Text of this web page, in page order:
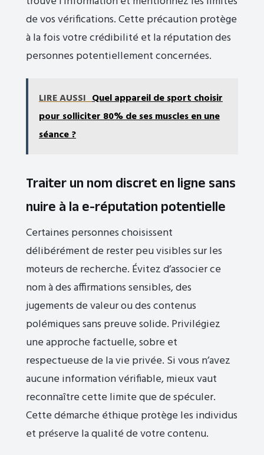
de vos vérifications. Cette précaution protège
à la fois votre crédibilité et la réputation des
personnes potentiellement concernées.
LIRE AUSSI Quel appareil de sport choisir
pour solliciter 80% de ses muscles en une
séance ?
Traiter un nom discret en ligne sans
nuire à la e-réputation potentielle
Certaines personnes choisissent
délibérément de rester peu visibles sur les
moteurs de recherche. Évitez d’associer ce
nom à des affirmations sensibles, des
jugements de valeur ou des contenus
polémiques sans preuve solide. Privilégiez
une approche factuelle, sobre et
respectueuse de la vie privée. Si vous n’avez
aucune information vérifiable, mieux vaut
reconnaître cette limite que de spéculer.
Cette démarche éthique protège les individus
et préserve la qualité de votre contenu.